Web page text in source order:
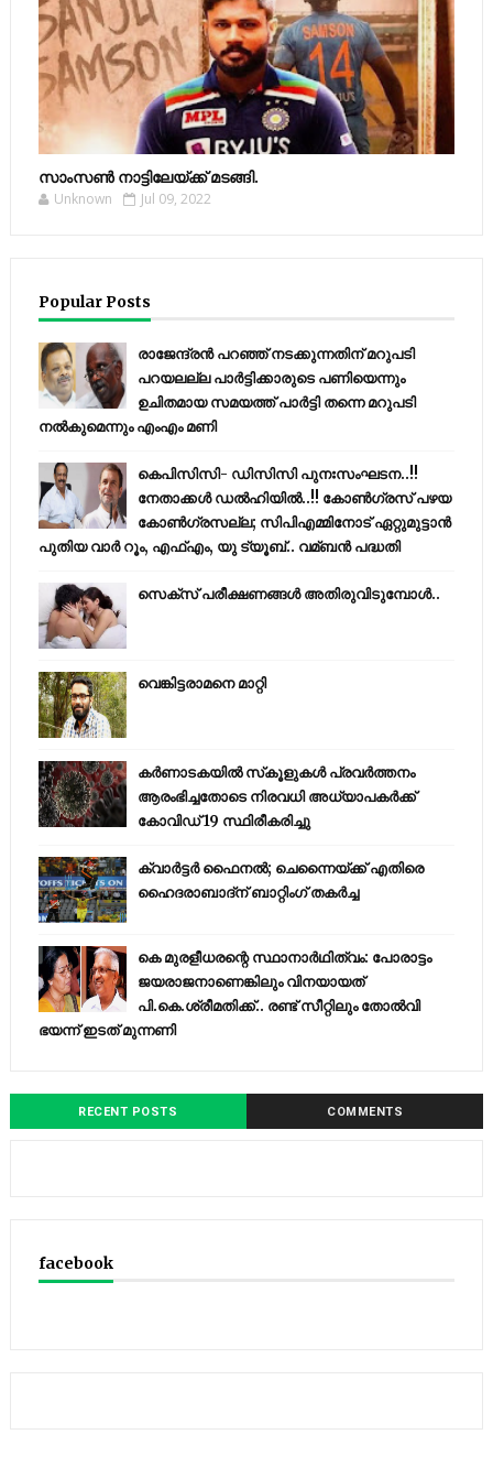
സാംസണ്‍ നാട്ടിലേയ്‌ക്ക് മടങ്ങി.
Unknown Jul 09, 2022
Popular Posts
രാജേന്ദ്രന്‍ പറഞ്ഞ് നടക്കുന്നതിന് മറുപടി
പറയലല്ല പാര്‍ട്ടിക്കാരുടെ പണിയെന്നും
ഉചിതമായ സമയത്ത് പാര്‍ട്ടി തന്നെ മറുപടി
നല്‍കുമെന്നും എംഎം മണി
കെപിസിസി- ഡിസിസി പുനഃസംഘടന..!!
നേതാക്കൾ ഡൽഹിയിൽ..!! കോണ്‍ഗ്രസ് പഴയ
കോണ്‍ഗ്രസല്ല; സിപിഎമ്മിനോട് ഏറ്റുമുട്ടാന്‍
പുതിയ വാര്‍ റൂം, എഫ്‌എം, യു ട്യൂബ്.. വമ്ബന്‍ പദ്ധതി
സെക്സ് പരീക്ഷണങ്ങൾ അതിരുവിടുമ്പോൾ..
വെങ്കിട്ടരാമനെ മാറ്റി
കര്‍ണാടകയില്‍ സ്‌കൂളുകള്‍ പ്രവര്‍ത്തനം
ആരംഭിച്ചതോടെ നിരവധി അധ്യാപകര്‍ക്ക്
കോവിഡ് 19 സ്ഥിരീകരിച്ചു
ക്വാർട്ടർ ഫൈനൽ; ചെന്നൈയ്ക്ക് എതിരെ
ഹൈദരാബാദ്ന് ബാറ്റിംഗ് തകർച്ച
കെ മുരളീധരന്റെ സ്ഥാനാർഥിത്വം: പോരാട്ടം
ജയരാജനാണെങ്കിലും വിനയായത്
പി.കെ.ശ്രീമതിക്ക്.. രണ്ട് സീറ്റിലും തോൽവി
ഭയന്ന്‌ ഇടത് മുന്നണി
RECENT POSTS COMMENTS
facebook